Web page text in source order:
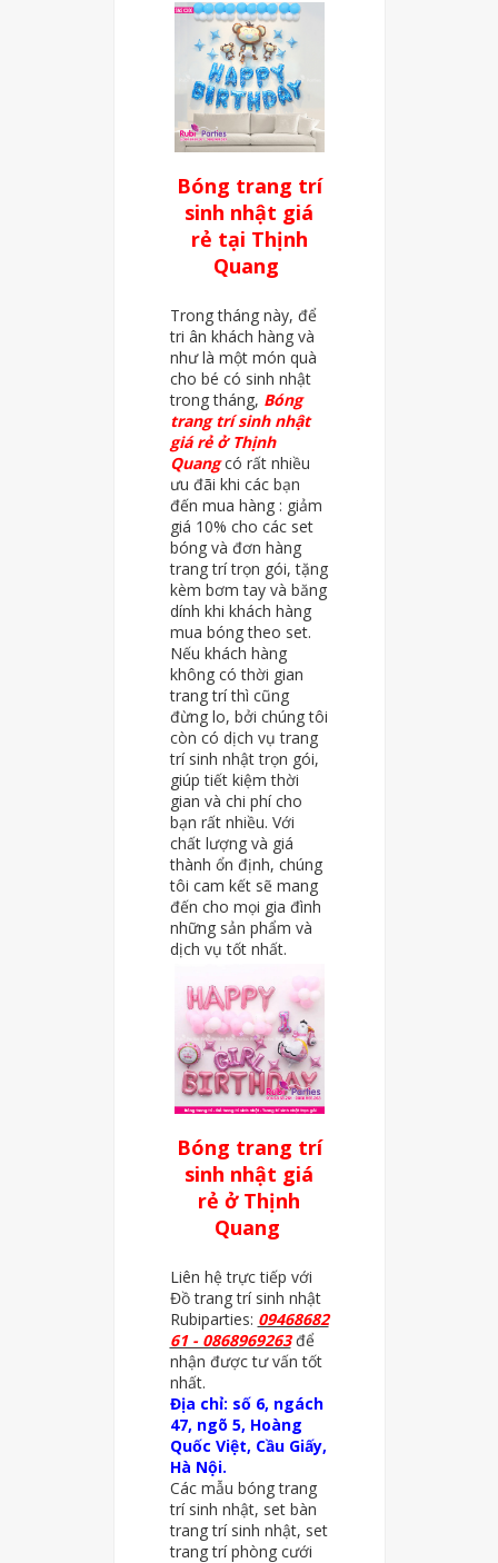
Bóng trang trí
sinh nhật giá
rẻ tại Thịnh
Quang
Trong tháng này, để
tri ân khách hàng và
như là một món quà
cho bé có sinh nhật
trong tháng, Bóng
trang trí sinh nhật
giá rẻ ở Thịnh
Quangcó rất nhiều
ưu đãi khi các bạn
đến mua hàng : giảm
giá 10% cho các set
bóng và đơn hàng
trang trí trọn gói, tặng
kèm bơm tay và băng
dính khi khách hàng
mua bóng theo set.
Nếu khách hàng
không có thời gian
trang trí thì cũng
đừng lo, bởi chúng tôi
còn có dịch vụ trang
trí sinh nhật trọn gói,
giúp tiết kiệm thời
gian và chi phí cho
bạn rất nhiều. Với
chất lượng và giá
thành ổn định, chúng
tôi cam kết sẽ mang
đến cho mọi gia đình
những sản phẩm và
dịch vụ tốt nhất.
Bóng trang trí
sinh nhật giá
rẻ ở Thịnh
Quang
Liên hệ trực tiếp với
Đồ trang trí sinh nhật
Rubiparties: 09468682
61 - 0868969263để
nhận được tư vấn tốt
nhất.
Địa chỉ: số 6, ngách
47, ngõ 5, Hoàng
Quốc Việt, Cầu Giấy,
Hà Nội.
Các mẫu bóng trang
trí sinh nhật, set bàn
trang trí sinh nhật, set
trang trí phòng cưới